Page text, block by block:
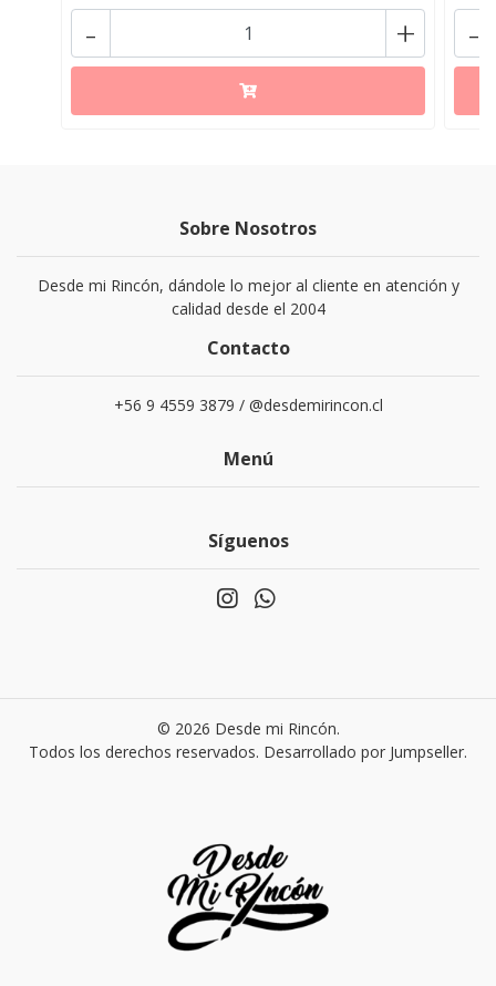
+
- -
Sobre Nosotros
Desde mi Rincón, dándole lo mejor al cliente en atención y
calidad desde el 2004
Contacto
+56 9 4559 3879 / @desdemirincon.cl
Menú
Síguenos
© 2026 Desde mi Rincón.
Todos los derechos reservados. Desarrollado por Jumpseller.